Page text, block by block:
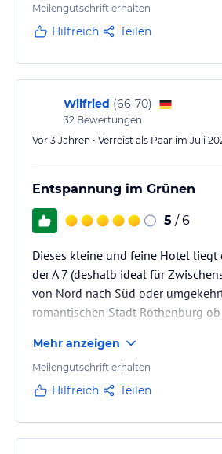
sauber und das Frühstücksbuffet
Morgen wirklich reichhaltig – mit
Minuspunkt: Unser Zimmer lag zur
ohne Klimaanlage hat es sich an
Meilengutschrift erhalten
Hilfreich Teilen
Wilfried (66-70)
32 Bewertungen
Vor 3 Jahren • Verreist als Paar im Juli
Entspannung im Grünen
5 / 6
Dieses kleine und feine Hotel liegt
der A 7 (deshalb ideal für
von Nord nach Süd oder
romantischen Stadt Rothenburg
Erkundung dieser reizvollen
Rezeption befindet sich in einem
wenigen Schritten zu erreichen ist.
Mehr anzeigen
Meilengutschrift erhalten
Hilfreich Teilen